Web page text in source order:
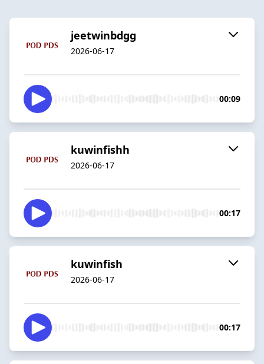
jeetwinbdgg
2026-06-17
00:09
kuwinfishh
2026-06-17
00:17
kuwinfish
2026-06-17
00:17